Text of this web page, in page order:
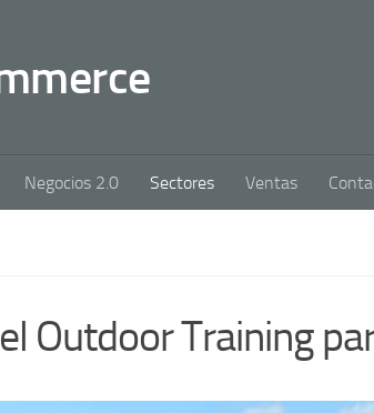
Negocios 2.0 Sectores Ventas
Outdoor Training